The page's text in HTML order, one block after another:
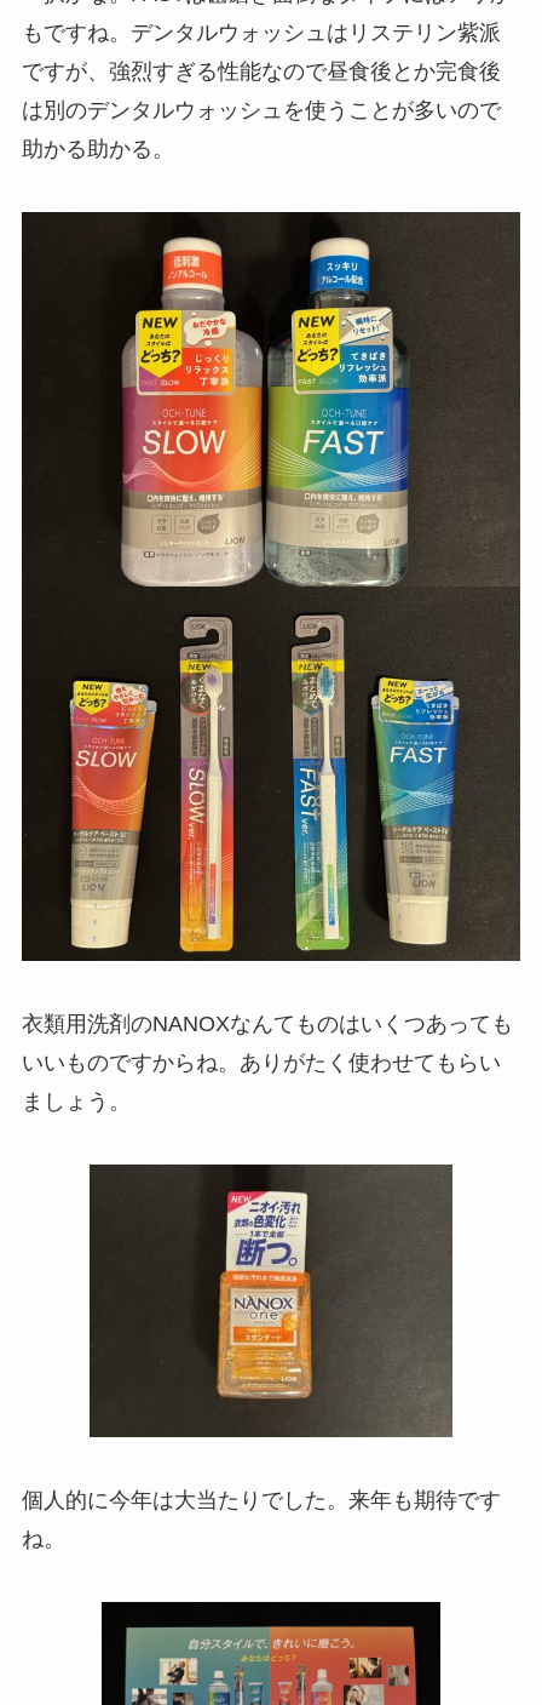
もですね。デンタルウォッシュはリステリン紫派
ですが、強烈すぎる性能なので昼食後とか完食後
は別のデンタルウォッシュを使うことが多いので
助かる助かる。
衣類用洗剤のNANOXなんてものはいくつあっても
いいものですからね。ありがたく使わせてもらい
ましょう。
個人的に今年は大当たりでした。来年も期待です
ね。